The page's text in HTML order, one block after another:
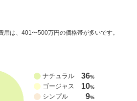
用は、401〜500万円の価格帯が多いです。
ナチュラル 36%
ゴージャス 10%
シンプル 9%